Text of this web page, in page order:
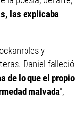
las explicaba
y
Daniel falleció
de lo que el propio
malvada”,